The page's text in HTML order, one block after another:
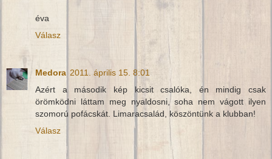
éva
Válasz
Medora 2011. április 15. 8:01
Azért a második kép kicsit csalóka, én mindig csak
örömködni láttam meg nyaldosni, soha nem vágott ilyen
szomorú pofácskát. Limaracsalád, köszöntünk a klubban!
Válasz